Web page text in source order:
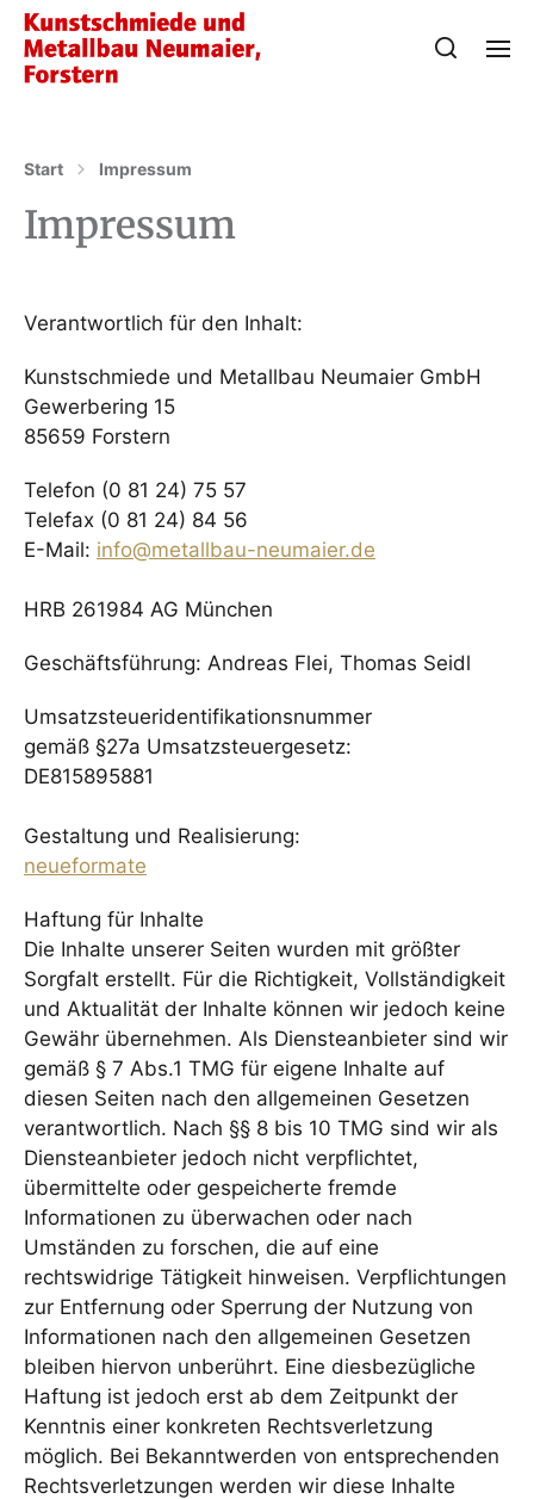
Start Impressum
Impressum
Verantwortlich für den Inhalt:
Kunstschmiede und Metallbau Neumaier GmbH
Gewerbering 15
85659 Forstern
Telefon (0 81 24) 75 57
Telefax (0 81 24) 84 56
E-Mail: info@metallbau-neumaier.de
HRB 261984 AG München
Geschäftsführung: Andreas Flei, Thomas Seidl
Umsatzsteueridentifikationsnummer
gemäß §27a Umsatzsteuergesetz:
DE815895881
Gestaltung und Realisierung:
neueformate
Haftung für Inhalte
Die Inhalte unserer Seiten wurden mit größter
Sorgfalt erstellt. Für die Richtigkeit, Vollständigkeit
und Aktualität der Inhalte können wir jedoch keine
Gewähr übernehmen. Als Diensteanbieter sind wir
gemäß § 7 Abs.1 TMG für eigene Inhalte auf
diesen Seiten nach den allgemeinen Gesetzen
verantwortlich. Nach §§ 8 bis 10 TMG sind wir als
Diensteanbieter jedoch nicht verpflichtet,
übermittelte oder gespeicherte fremde
Informationen zu überwachen oder nach
Umständen zu forschen, die auf eine
rechtswidrige Tätigkeit hinweisen. Verpflichtungen
zur Entfernung oder Sperrung der Nutzung von
Informationen nach den allgemeinen Gesetzen
bleiben hiervon unberührt. Eine diesbezügliche
Haftung ist jedoch erst ab dem Zeitpunkt der
Kenntnis einer konkreten Rechtsverletzung
möglich. Bei Bekanntwerden von entsprechenden
Rechtsverletzungen werden wir diese Inhalte